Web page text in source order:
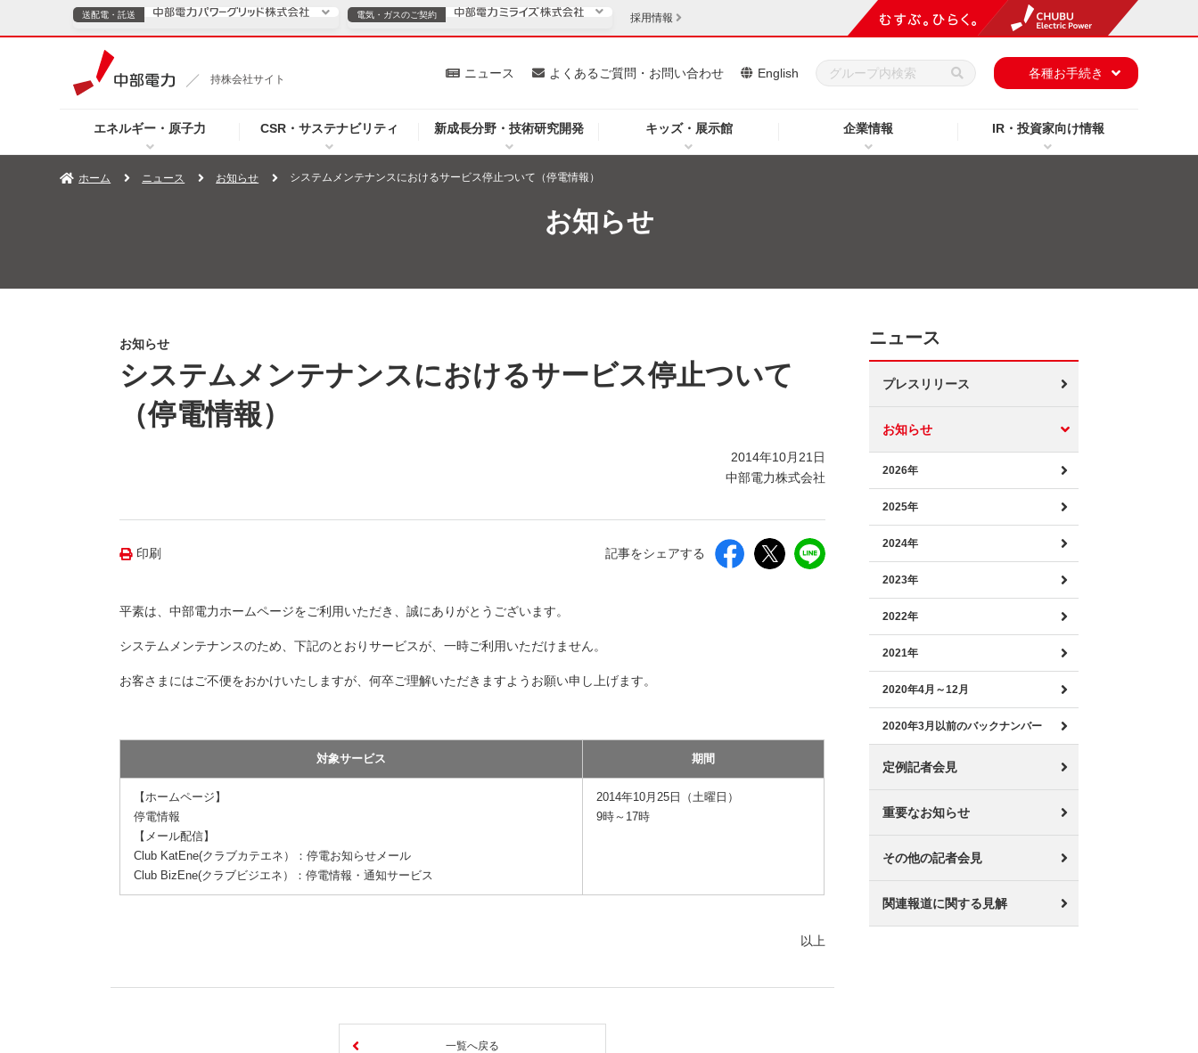
持株会社サイト
エネルギー・原子力 CSR・サステナビリティ 新成長分野・技術研究開発 キッズ・展示館 企業情報 IR・投資家向け情報
ニュース よくあるご質問・お問い合わせ English 各種お手続き
送配電・託送
TOPページへ ご案内 安定供給
企業情報
ニュース（新しいウィンドウを開きます）
よくあるご質問・お問い合わせ
電気・ガスのご契約
電気・ガスのご契約
TOPページへ 個人のお客さま 法人のお客さま
採用情報
ホーム ニュース お知らせ システムメンテナンスにおけるサービス停止ついて（停電情報）
お知らせ
お知らせ
システムメンテナンスにおけるサービス停止ついて
（停電情報）
2014年10月21日
中部電力株式会社
印刷 記事をシェアする
平素は、中部電力ホームページをご利用いただき、誠にありがとうございます。
システムメンテナンスのため、下記のとおりサービスが、一時ご利用いただけません。
お客さまにはご不便をおかけいたしますが、何卒ご理解いただきますようお願い申し上げます。
対象サービス 期間
【ホームページ】
停電情報
【メール配信】
Club KatEne(クラブカテエネ）：停電お知らせメール
Club BizEne(クラブビジエネ）：停電情報・通知サービス
2014年10月25日（土曜日）
9時～17時
以上
一覧へ戻る
ニュース
プレスリリース
お知らせ
2026年
2025年
2024年
2023年
2022年
2021年
2020年4月～12月
2020年3月以前のバックナンバー
定例記者会見
重要なお知らせ
その他の記者会見
関連報道に関する見解